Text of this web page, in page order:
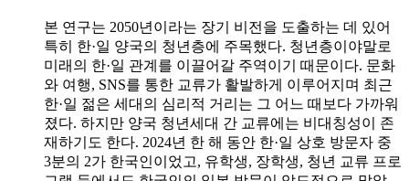
본 연구는 2050년이라는 장기 비전을 도출하는 데 있어
특히 한·일 양국의 청년층에 주목했다. 청년층이야말로
미래의 한·일 관계를 이끌어갈 주역이기 때문이다. 문화
와 여행, SNS를 통한 교류가 활발하게 이루어지며 최근
한·일 젊은 세대의 심리적 거리는 그 어느 때보다 가까워
졌다. 하지만 양국 청년세대 간 교류에는 비대칭성이 존
재하기도 한다. 2024년 한 해 동안 한·일 상호 방문자 중
3분의 2가 한국인이었고, 유학생, 장학생, 청년 교류 프로